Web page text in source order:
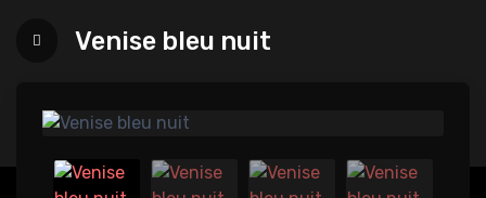
Venise bleu nuit